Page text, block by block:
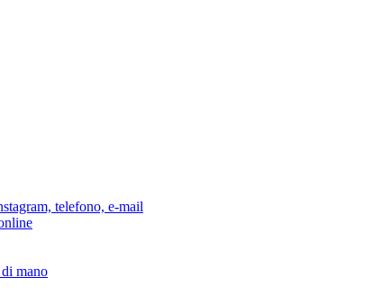
telefono, e-mail
mano